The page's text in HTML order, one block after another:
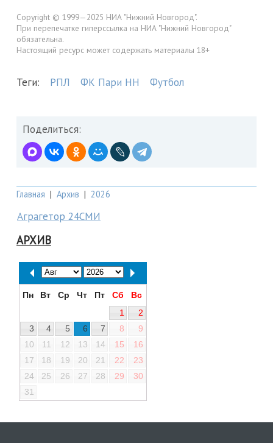
Copyright © 1999—2025 НИА "Нижний Новгород".
При перепечатке гиперссылка на НИА "Нижний Новгород"
обязательна.
Настоящий ресурс может содержать материалы 18+
Теги: РПЛ ФК Пари НН Футбол
Поделиться:
Главная | Архив | 2026
Аграгетор 24СМИ
АРХИВ
Пн Вт Ср Чт Пт Сб
Вс
1
2
3
4 5 6 7 8
9
10
11 12 13 14 15
16
17
18 19 20 21 22
23
24
25 26 27 28 29
30
31